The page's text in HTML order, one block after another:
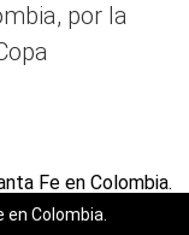
por la
Colombia.